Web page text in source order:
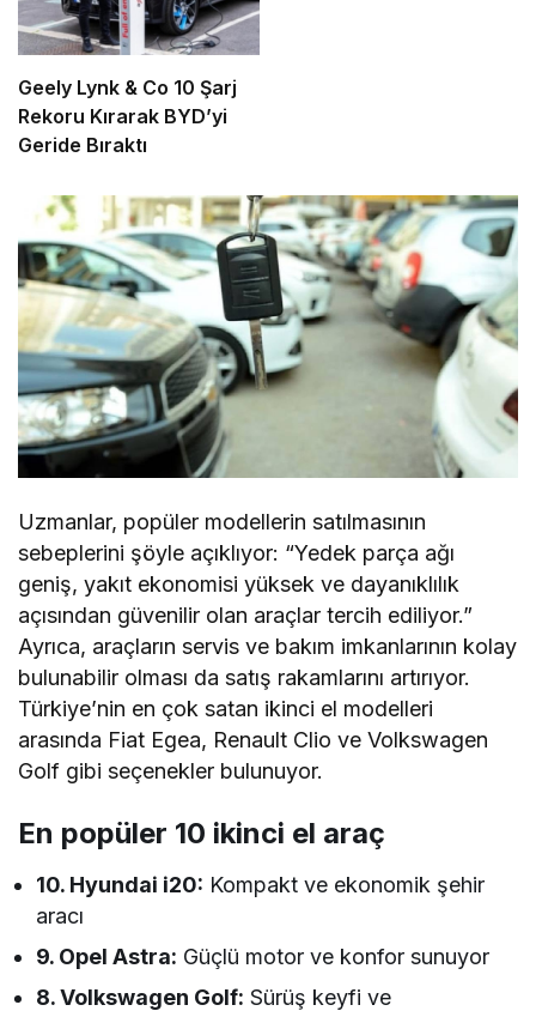
Geely Lynk & Co 10 Şarj
Rekoru Kırarak BYD’yi
Geride Bıraktı
Uzmanlar, popüler modellerin satılmasının
sebeplerini şöyle açıklıyor: “Yedek parça ağı
geniş, yakıt ekonomisi yüksek ve dayanıklılık
açısından güvenilir olan araçlar tercih ediliyor.”
Ayrıca, araçların servis ve bakım imkanlarının kolay
bulunabilir olması da satış rakamlarını artırıyor.
Türkiye’nin en çok satan ikinci el modelleri
arasında Fiat Egea, Renault Clio ve Volkswagen
Golf gibi seçenekler bulunuyor.
En popüler 10 ikinci el araç
10. Hyundai i20: Kompakt ve ekonomik şehir
aracı
9. Opel Astra: Güçlü motor ve konfor sunuyor
8. Volkswagen Golf: Sürüş keyfi ve